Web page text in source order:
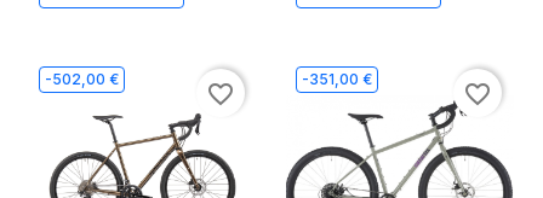
-502,00 €
favorite_border
-351,00 €
favorite_border